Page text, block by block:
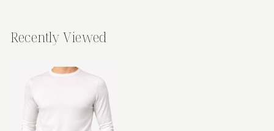
Recently Viewed